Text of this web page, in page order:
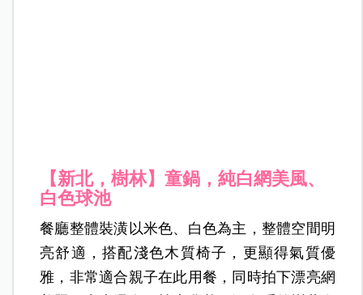
【新北，樹林】童鍋，純白網美風、
白色球池
餐廳整體裝潢以米色、白色為主，整體空間明
亮舒適，搭配淺色木質椅子，更顯得氣質優
雅，非常適合親子在此用餐，同時拍下漂亮網